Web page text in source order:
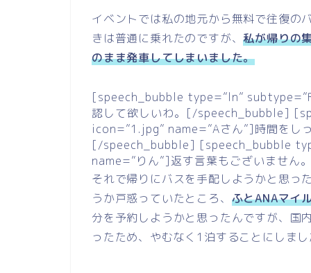
イベントでは私の地元から無料で往復の
きは普通に乗れたのですが、私が帰りの
のまま発車してしまいました。
[speech_bubble type=”ln”
認して欲しいわ。[/speech_bubble]
icon=”1.jpg” name=”Aさん”]時間をし
[/speech_bubble] [speech_bubble
name=”りん”]返す言葉もございませ
それで帰りにバスを手配しようかと思
うか戸惑っていたところ、 ふとANAマイ
分を予約しようかと思ったんですが、国
ったため、やむなく1泊することにしま